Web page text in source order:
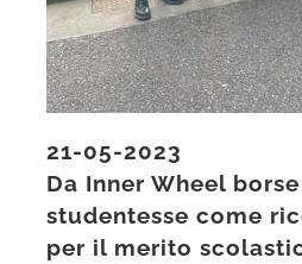
21-05-2023
Da Inner Wheel
studentesse come
per il merito